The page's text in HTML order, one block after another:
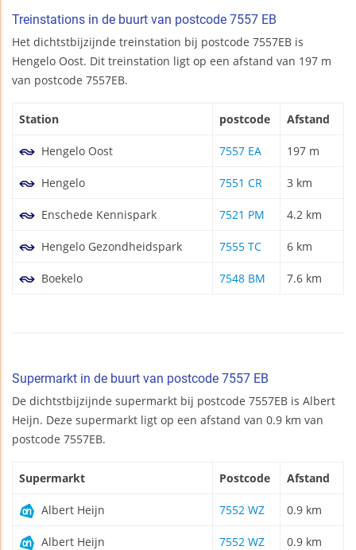
Treinstations in de buurt van postcode 7557 EB
Het dichtstbijzijnde treinstation bij postcode 7557EB is
Hengelo Oost. Dit treinstation ligt op een afstand van 197 m
van postcode 7557EB.
Station postcode Afstand
Hengelo Oost 7557 EA 197 m
Hengelo 7551 CR 3 km
Enschede Kennispark 7521 PM 4.2 km
Hengelo Gezondheidspark 7555 TC 6 km
Boekelo 7548 BM 7.6 km
Supermarkt in de buurt van postcode 7557 EB
De dichtstbijzijnde supermarkt bij postcode 7557EB is Albert
Heijn. Deze supermarkt ligt op een afstand van 0.9 km van
postcode 7557EB.
Supermarkt Postcode Afstand
Albert Heijn 7552 WZ 0.9 km
Albert Heijn 7552 WZ 0.9 km